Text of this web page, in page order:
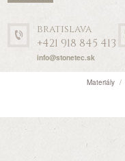
bratislava
+421 918 845 413
info@stonetec.sk
Materiály